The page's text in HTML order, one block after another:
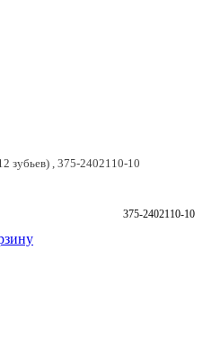
зубьев) , 375-2402110-10
375-2402110-10